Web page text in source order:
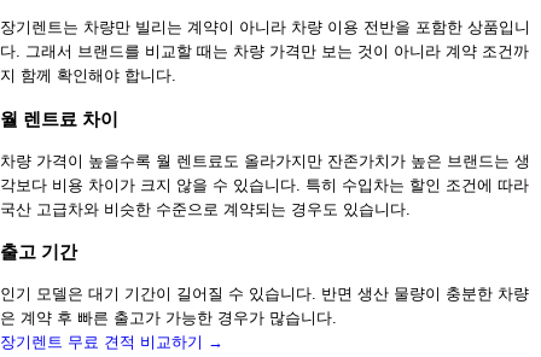
장기렌트는 차량만 빌리는 계약이 아니라 차량 이용 전반을 포함한 상품입니
다. 그래서 브랜드를 비교할 때는 차량 가격만 보는 것이 아니라 계약 조건까
지 함께 확인해야 합니다.
월 렌트료 차이
차량 가격이 높을수록 월 렌트료도 올라가지만 잔존가치가 높은 브랜드는 생
각보다 비용 차이가 크지 않을 수 있습니다. 특히 수입차는 할인 조건에 따라
국산 고급차와 비슷한 수준으로 계약되는 경우도 있습니다.
출고 기간
인기 모델은 대기 기간이 길어질 수 있습니다. 반면 생산 물량이 충분한 차량
은 계약 후 빠른 출고가 가능한 경우가 많습니다.
장기렌트 무료 견적 비교하기 →